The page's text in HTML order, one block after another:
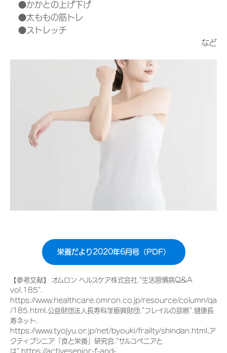
●かかとの上げ下げ
●太ももの筋トレ
●ストレッチ
など
栄養だより2020年6月号（PDF）
【参考文献】 オムロン ヘルスケア株式会社."生活習慣病Q&A
vol.185".
https://www.healthcare.omron.co.jp/resource/column/qa
/185.html,公益財団法人長寿科学振興財団."フレイルの診断".健康長
寿ネット.
https://www.tyojyu.or.jp/net/byouki/frailty/shindan.html,ア
クティブシニア「食と栄養」研究会."サルコペニアと
は".https://activesenior-f-and-